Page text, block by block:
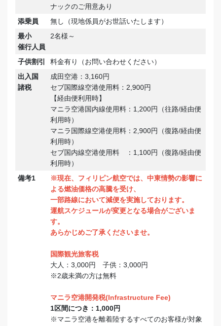
ナックのご用意あり
添乗員
無し（現地係員がお世話いたします）
最小
催行人員
2名様～
子供割引
料金有り（お問い合わせください）
出入国
諸税
成田空港：3,160円
セブ国際線空港使用料：2,900円
【経由便利用時】
マニラ空港国内線使用料：1,200円（往路/経由便
利用時）
マニラ国際線空港使用料：2,900円（復路/経由便
利用時）
セブ国内線空港使用料 ：1,100円（復路/経由便
利用時）
備考1
※現在、フィリピン航空では、中東情勢の影響に
よる燃油価格の高騰を受け、
一部路線において減便を実施しております。
運航スケジュールが変更となる場合がございま
す。
あらかじめご了承くださいませ。
国際観光旅客税
大人：3,000円 子供：3,000円
※2歳未満の方は無料
マニラ空港開発税(Infrastructure Fee)
1区間につき：1,000円
※マニラ空港を離着陸するすべてのお客様が対象